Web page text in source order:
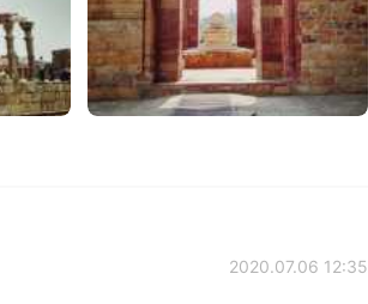
2020.07.06 12:35